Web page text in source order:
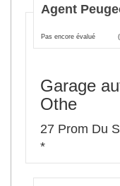
Agent
Pas encore évalué
Garage
Othe
27 Prom Du
*